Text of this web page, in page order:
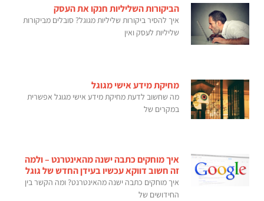
הביקורות השליליות חנקו את העסק
איך להסיר ביקורות שליליות מגוגל? סובלים מביקורות
שליליות לעסק ואין
מחיקת מידע אישי מגוגל
מה שחשוב לדעת מחיקת מידע אישי מגוגל אפשרית
במקרים של
איך מוחקים כתבה ישנה מהאינטרנט – ולמה
זה חשוב דווקא עכשיו בעידן החדש של גוגל
איך מוחקים כתבה ישנה מהאינטרנט? ומה הקשר בין
החידושים של